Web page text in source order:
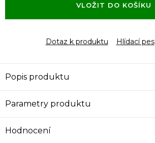
VLOŽIT DO KOŠÍKU
Dotaz k produktu Hlídací pes
Popis produktu
Parametry produktu
Hodnocení